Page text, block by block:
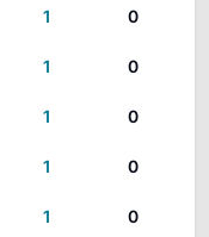
1 0
1 0
1 0
1 0
1 0